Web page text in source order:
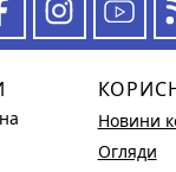
Новини
Огляди